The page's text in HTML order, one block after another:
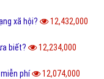
xã hội? 12,432,000
biết? 12,234,000
phí 12,074,000